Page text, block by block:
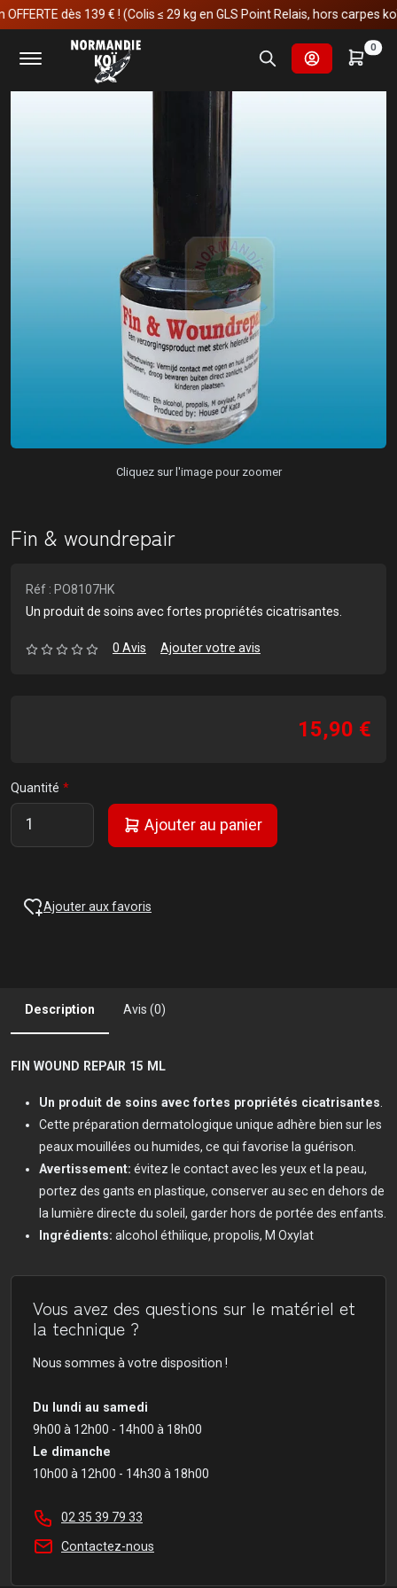
dès 139 € ! (Colis ≤ 29 kg en GLS Point Relais, hors carpes koï)
0
Accueil Soins et manipulations Soins Fin & woundrepair
Cliquez sur l'image pour zoomer
Fin & woundrepair
Réf : PO8107HK
Un produit de soins avec fortes propriétés cicatrisantes.
0 Avis Ajouter votre avis
15,90 €
Quantité
Ajouter au panier
Ajouter aux favoris
Description Avis (0)
FIN WOUND REPAIR 15 ML
Un produit de soins avec fortes propriétés cicatrisantes.
Cette préparation dermatologique unique adhère bien sur les
peaux mouillées ou humides, ce qui favorise la guérison.
Avertissement: évitez le contact avec les yeux et la peau,
portez des gants en plastique, conserver au sec en dehors de
la lumière directe du soleil, garder hors de portée des enfants.
Ingrédients: alcohol éthilique, propolis, M Oxylat
Vous avez des questions sur le matériel et
la technique ?
Nous sommes à votre disposition !
Du lundi au samedi
9h00 à 12h00 - 14h00 à 18h00
Le dimanche
10h00 à 12h00 - 14h30 à 18h00
02 35 39 79 33
Contactez-nous